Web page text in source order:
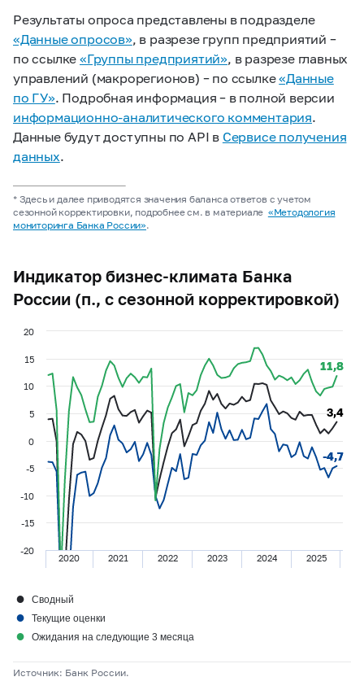
Результаты опроса представлены в подразделе
«Данные опросов», в разрезе групп предприятий –
по ссылке«Группы предприятий» , в разрезе главных
управлений (макрорегионов) – по ссылке«Данные
по ГУ». Подробная информация – в полной версии
информационно-аналитического комментария.
Данные будут доступны по API в Сервисе получения
данных.
* Здесь и далее приводятся значения баланса ответов с учетом
сезонной корректировки, подробнее см. в материале «Методология
мониторинга Банка России».
Индикатор бизнес-климата Банка
России (п., с сезонной корректировкой)
3,4
3,4
-4,7
-4,7
11,8
11,8
2020 2021 2022 2023 2024 2025
-20
-15
-10
-5
0
5
10
15
20
● Сводный
● Текущие оценки
● Ожидания на следующие 3 месяца
Источник: Банк России.